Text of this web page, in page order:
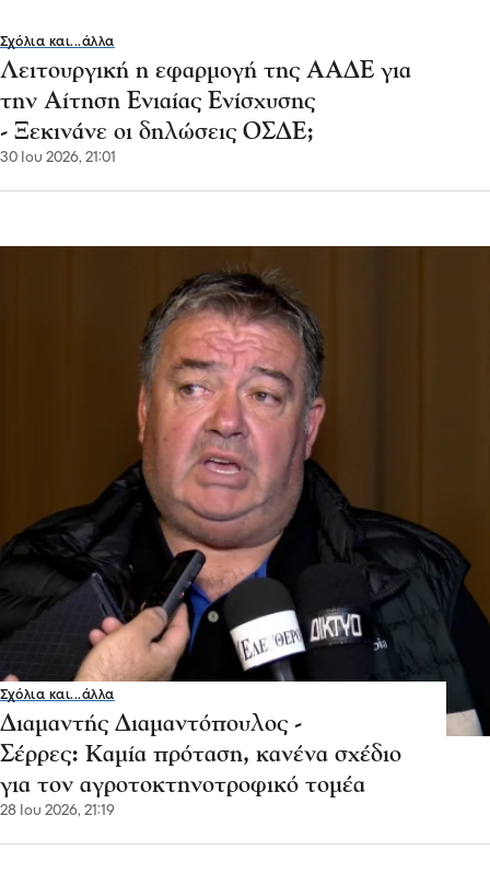
Σχόλια και...άλλα
Λειτουργική η εφαρμογή της ΑΑΔΕ για
την Αίτηση Ενιαίας Ενίσχυσης
- Ξεκινάνε οι δηλώσεις ΟΣΔΕ;
30 Ιου 2026, 21:01
Σχόλια και...άλλα
Διαμαντής Διαμαντόπουλος -
Σέρρες: Καμία πρόταση, κανένα σχέδιο
για τον αγροτοκτηνοτροφικό τομέα
28 Ιου 2026, 21:19